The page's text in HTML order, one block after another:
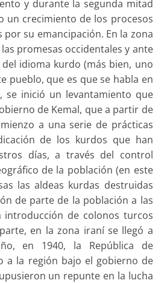
y durante la segunda mitad
un crecimiento de los procesos
su emancipación. En la zona
promesas occidentales y ante
idioma kurdo (más bien, uno
pueblo, que es que se habla en
se inició un levantamiento que
de Kemal, que a partir de
a una serie de prácticas
de los kurdos que han
días, a través del control
de la población (en este
las aldeas kurdas destruidas
de parte de la población a las
introducción de colonos turcos
en la zona iraní se llegó a
en 1940, la República de
a la región bajo el gobierno de
un repunte en la lucha